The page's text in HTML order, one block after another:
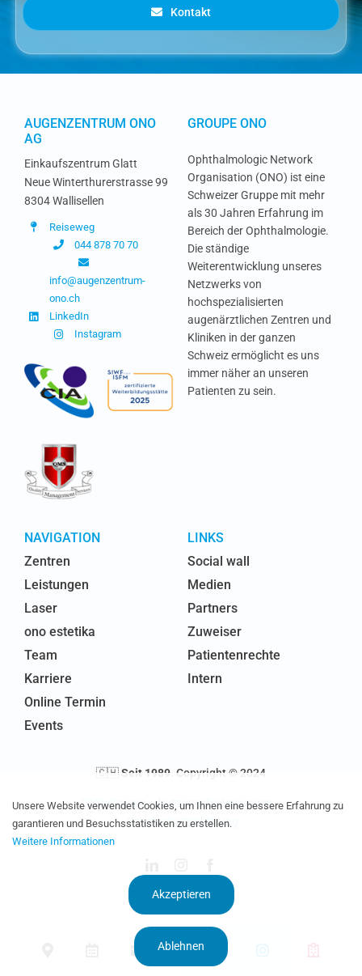
Kontakt
AUGENZENTRUM ONO
AG
Einkaufszentrum Glatt
Neue Winterthurerstrasse 99
8304 Wallisellen
Reiseweg
044 878 70 70
info@augenzentrum-
ono.ch
LinkedIn
Instagram
NAVIGATION
Zentren
Leistungen
Laser
ono estetika
Team
Karriere
Online Termin
Events
LINKS
Social wall
Medien
Partners
Zuweiser
Patientenrechte
Intern
GROUPE ONO
Ophthalmologic Network
Organisation (ONO) ist eine
Schweizer Gruppe mit mehr
als 30 Jahren Erfahrung im
Bereich der Ophthalmologie.
Die ständige
Weiterentwicklung unseres
Netzwerks von
hochspezialisierten
augenärztlichen Zentren und
Kliniken in der ganzen
Schweiz ermöglicht es uns
immer näher an unseren
Patienten zu sein.
🇨🇭Seit 1989 . Copyright © 2024
ONO-Gruppe–Nutzungsbedingungen–
Datenschutzerklärung
Unsere Website verwendet Cookies, um Ihnen eine bessere Erfahrung zu
garantieren und Besuchsstatistiken zu erstellen.
Weitere Informationen
Akzeptieren
Ablehnen